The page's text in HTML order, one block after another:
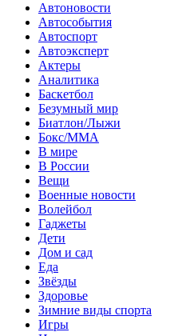
Автоновости
Автособытия
Автоспорт
Автоэксперт
Актеры
Аналитика
Баскетбол
Безумный мир
Биатлон/Лыжи
Бокс/MMA
В мире
В России
Вещи
Военные новости
Волейбол
Гаджеты
Дети
Дом и сад
Еда
Звёзды
Здоровье
Зимние виды спорта
Игры